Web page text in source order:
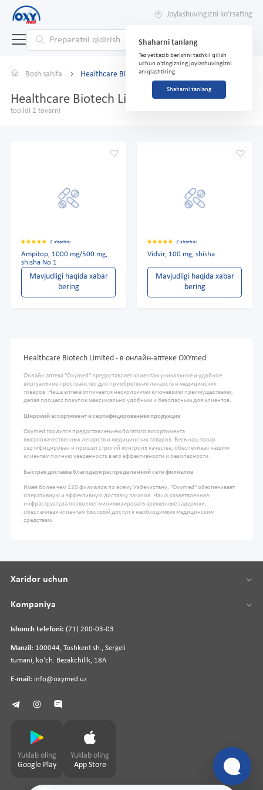
Joylashuvingizni ko'rsating
Shaharni tanlang
Tez yetkazib berishni tashkil qilish
uchun o'zingizning joylashuvingizni
aniqlashtiring
Shaharni tanlang
Bosh sahifa Healthcare Biotech Limited
Healthcare Biotech Limited
topildi 2 tovarni
2 sharhni
Ampitop, 1000 mg/500 mg,
shisha No 1
Mavjudligi haqida xabar
bering
2 sharhni
Vidvir, 100 mg, shisha
Mavjudligi haqida xabar
bering
Healthcare Biotech Limited - в онлайн-аптеке OXYmed
Онлайн аптека "Oxymed" предоставляет клиентам уникальное и удобное
виртуальное пространство для приобретения лекарств и медицинских
товаров. Наша аптека отличается несколькими ключевыми преимуществами,
делая процесс покупок максимально удобным и безопасным для клиентов.
Широкий ассортимент и сертифицированная продукция
Oxymed гордится предоставлением богатого ассортимента
высококачественных лекарств и медицинских товаров. Весь наш товар
сертифицирован и прошел строгий контроль качества, обеспечивая нашим
клиентам полную уверенность в его эффективности и безопасности.
Быстрая доставка благодаря распределенной сети филиалов
Имея более чем 120 филиалов по всему Узбекистану, "Oxymed" обеспечивает
оперативную и эффективную доставку заказов. Наша разветвленная
инфраструктура позволяет минимизировать временные задержки,
обеспечивая клиентам быстрый доступ к необходимым медицинским
средствам
Ishonch telefoni: (71) 200-03-03
Manzil: 100044, Toshkent sh., Sergeli
tumani, koʻch. Bezakchilik, 18A
E-mail: info@oxymed.uz
Xaridor uchun
Kompaniya
Yuklab oling
Google Play
Yuklab oling
App Store